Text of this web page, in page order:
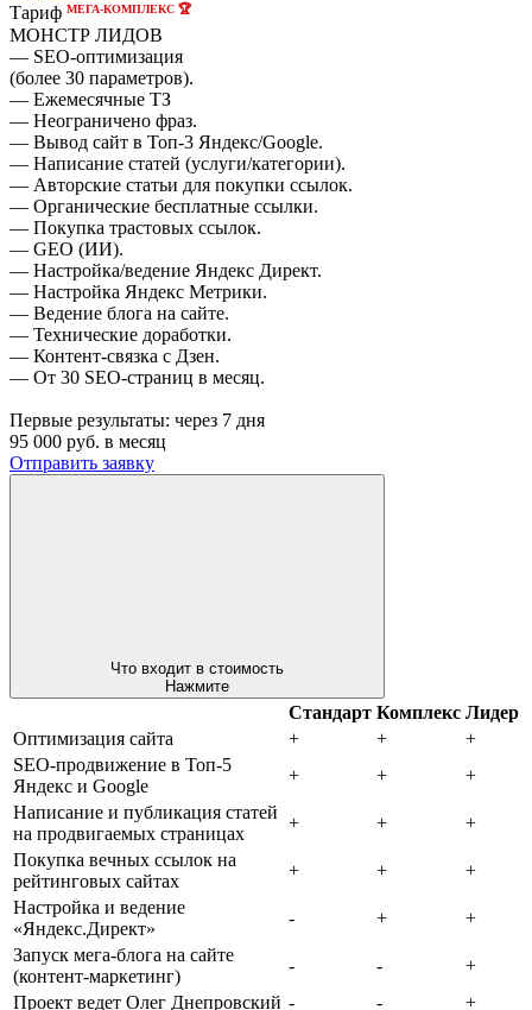
Тариф МЕГА-КОМПЛЕКС 🏆
МОНСТР ЛИДОВ
— SEO-оптимизация
(более 30 параметров).
— Ежемесячные ТЗ
— Неограничено фраз.
— Вывод сайт в Топ-3 Яндекс/Google.
— Написание статей (услуги/категории).
— Авторские статьи для покупки ссылок.
— Органические бесплатные ссылки.
— Покупка трастовых ссылок.
— GEO (ИИ).
— Настройка/ведение Яндекс Директ.
— Настройка Яндекс Метрики.
— Ведение блога на сайте.
— Технические доработки.
— Контент-связка с Дзен.
— От 30 SEO-страниц в месяц.
Первые результаты: через 7 дня
95 000 руб. в месяц
Отправить заявку
Что входит в стоимость
Нажмите
Стандарт Комплекс Лидер
Оптимизация сайта
+ +
+
SEO-продвижение в Топ-5
Яндекс и Google
+ +
+
Написание и публикация статей
на продвигаемых страницах
+ +
+
Покупка вечных ссылок на
рейтинговых сайтах
+ +
+
Настройка и ведение
«Яндекс.Директ»
- +
+
Запуск мега-блога на сайте
(контент-маркетинг)
- -
+
Проект ведет Олег Днепровский - - +